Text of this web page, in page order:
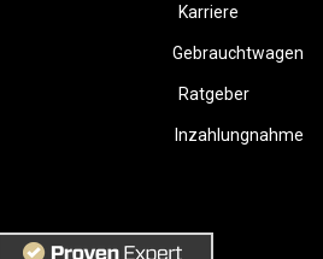
Karriere
Gebrauchtwagen
Ratgeber
Inzahlungnahme